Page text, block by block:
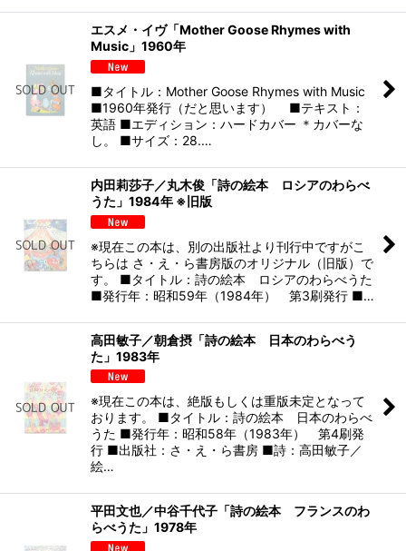
エスメ・イヴ「Mother Goose Rhymes with
Music」1960年
■タイトル：Mother Goose Rhymes with Music
■1960年発行（だと思います） ■テキスト：
英語 ■エディション：ハードカバー ＊カバーな
し。 ■サイズ：28.…
内田莉莎子／丸木俊「詩の絵本 ロシアのわらべ
うた」1984年 ※旧版
※現在この本は、別の出版社より刊行中ですがこ
ちらは さ・え・ら書房版のオリジナル（旧版）で
す。 ■タイトル：詩の絵本 ロシアのわらべうた
■発行年：昭和59年（1984年） 第3刷発行 ■…
高田敏子／朝倉摂「詩の絵本 日本のわらべう
た」1983年
※現在この本は、絶版もしくは重版未定となって
おります。 ■タイトル：詩の絵本 日本のわらべ
うた ■発行年：昭和58年（1983年） 第4刷発
行 ■出版社：さ・え・ら書房 ■詩：高田敏子／
絵…
平田文也／中谷千代子「詩の絵本 フランスのわ
らべうた」1978年